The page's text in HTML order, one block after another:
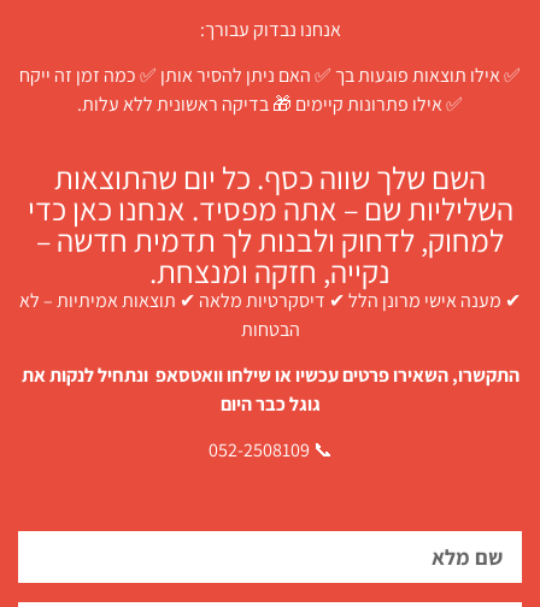
אנחנו נבדוק עבורך:
✅ אילו תוצאות פוגעות בך ✅ האם ניתן להסיר אותן ✅ כמה זמן זה ייקח
✅ אילו פתרונות קיימים 🎁 בדיקה ראשונית ללא עלות.
השם שלך שווה כסף. כל יום שהתוצאות
השליליות שם – אתה מפסיד. אנחנו כאן כדי
למחוק, לדחוק ולבנות לך תדמית חדשה –
נקייה, חזקה ומנצחת.
✔ מענה אישי מרונן הלל ✔ דיסקרטיות מלאה ✔ תוצאות אמיתיות – לא
הבטחות
התקשרו, השאירו פרטים עכשיו או שילחו וואטסאפ ונתחיל לנקות את
גוגל כבר היום
📞 052-2508109